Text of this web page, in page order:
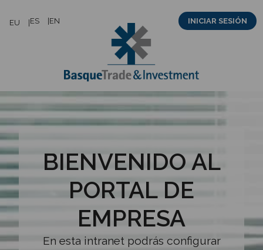
EU ES EN INICIAR SESIÓN
BIENVENIDO AL
PORTAL DE
EMPRESA
En esta intranet podrás configurar